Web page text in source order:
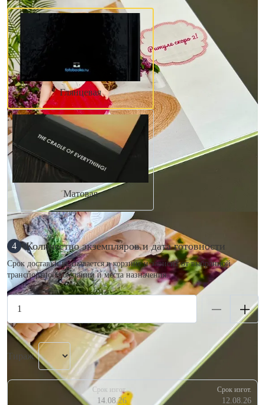
Глянцевая
Матовая
4 Количество экземпляров и дата готовности
Срок доставки указывается в корзине и зависит от выбранной
транспортной компании и места назначения.
Тираж
Срок изгот.
14.08.26
Срок изгот.
12.08.26